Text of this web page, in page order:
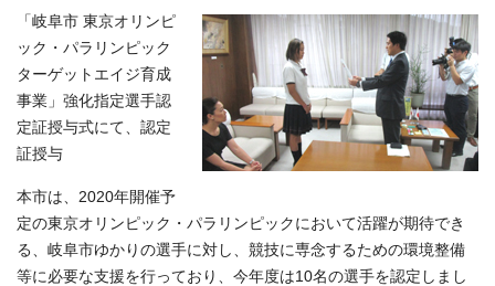
「岐阜市 東京オリンピ
ック・パラリンピック
ターゲットエイジ育成
事業」強化指定選手認
定証授与式にて、認定
証授与
本市は、2020年開催予
定の東京オリンピック・パラリンピックにおいて活躍が期待でき
る、岐阜市ゆかりの選手に対し、競技に専念するための環境整備
等に必要な支援を行っており、今年度は10名の選手を認定しまし